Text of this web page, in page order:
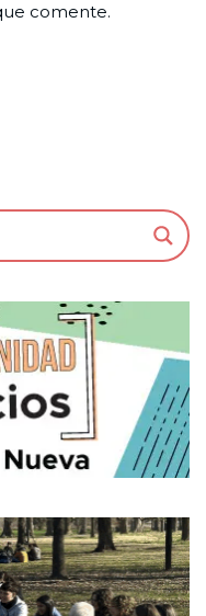
comente.